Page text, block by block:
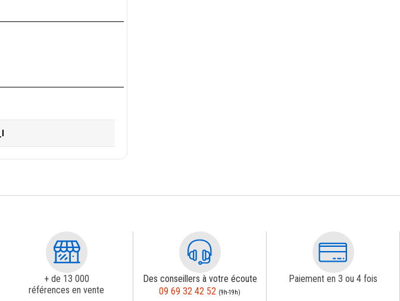
+ de 13 000
références en vente
Des conseillers à votre écoute
09 69 32 42 52 (9h-19h)
Paiement en 3 ou 4 fois